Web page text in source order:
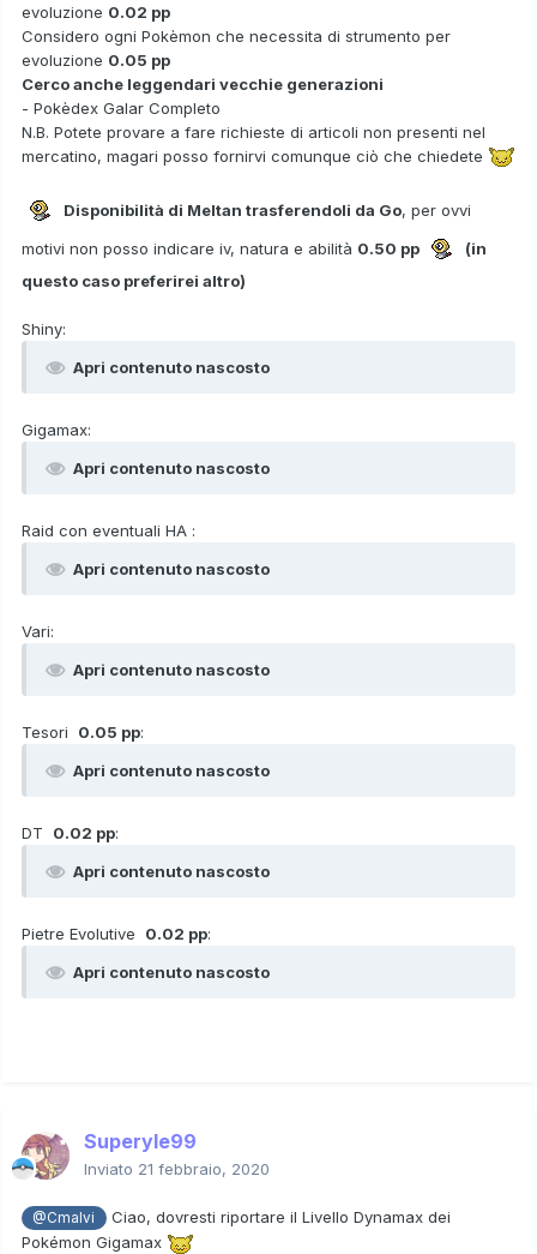
evoluzione 0.02 pp
Considero ogni Pokèmon che necessita di strumento per
evoluzione 0.05 pp
Cerco anche leggendari vecchie generazioni
- Pokèdex Galar Completo
N.B. Potete provare a fare richieste di articoli non presenti nel
mercatino, magari posso fornirvi comunque ciò che chiedete
Disponibilità di Meltan trasferendoli da Go, per ovvi
motivi non posso indicare iv, natura e abilità 0.50 pp
(in
questo caso preferirei altro)
Shiny:
Apri contenuto nascosto
Gigamax:
Apri contenuto nascosto
Raid con eventuali HA :
Apri contenuto nascosto
Vari:
Apri contenuto nascosto
Tesori 0.05 pp:
Apri contenuto nascosto
DT 0.02 pp:
Apri contenuto nascosto
Pietre Evolutive 0.02 pp:
Apri contenuto nascosto
Superyle99
Inviato 21 febbraio, 2020
@Cmalvi
Ciao, dovresti riportare il Livello Dynamax dei
Pokémon Gigamax